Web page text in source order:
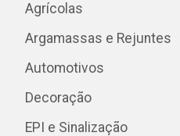
Agrícolas
Argamassas e Rejuntes
Automotivos
Decoração
EPI e Sinalização